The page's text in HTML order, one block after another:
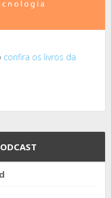
confira os livros da